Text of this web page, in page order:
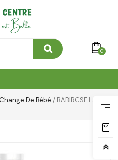
0
Change De Bébé / BABIROSE LAIT